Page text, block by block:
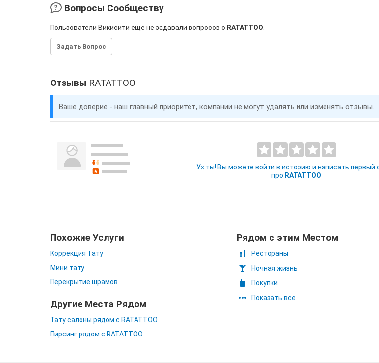
Вопросы Сообществу
Пользователи Викисити еще не задавали вопросов о RATATTOO
Задать Вопрос
Отзывы RATATTOO
Ваше доверие - наш главный приоритет, компании не могут удалять или изменять отзывы.
Ух ты! Вы можете войти в историю и написать первый
про RATATTOO
Похожие Услуги
Коррекция Тату
Мини тату
Перекрытие шрамов
Другие Места Рядом
Тату салоны рядом с RATATTOO
Пирсинг рядом с RATATTOO
Рядом с этим Местом
Рестораны
Ночная жизнь
Покупки
Показать все